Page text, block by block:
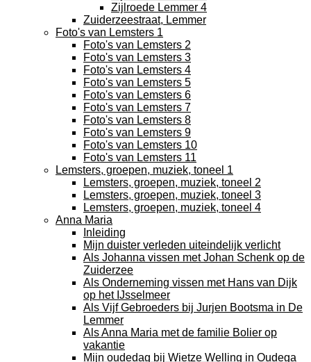
Zijlroede Lemmer 4
Zuiderzeestraat, Lemmer
Foto's van Lemsters 1
Foto's van Lemsters 2
Foto's van Lemsters 3
Foto's van Lemsters 4
Foto's van Lemsters 5
Foto's van Lemsters 6
Foto's van Lemsters 7
Foto's van Lemsters 8
Foto's van Lemsters 9
Foto's van Lemsters 10
Foto's van Lemsters 11
Lemsters, groepen, muziek, toneel 1
Lemsters, groepen, muziek, toneel 2
Lemsters, groepen, muziek, toneel 3
Lemsters, groepen, muziek, toneel 4
Anna Maria
Inleiding
Mijn duister verleden uiteindelijk verlicht
Als Johanna vissen met Johan Schenk op de
Zuiderzee
Als Onderneming vissen met Hans van Dijk
op het IJsselmeer
Als Vijf Gebroeders bij Jurjen Bootsma in De
Lemmer
Als Anna Maria met de familie Bolier op
vakantie
Mijn oudedag bij Wietze Welling in Oudega